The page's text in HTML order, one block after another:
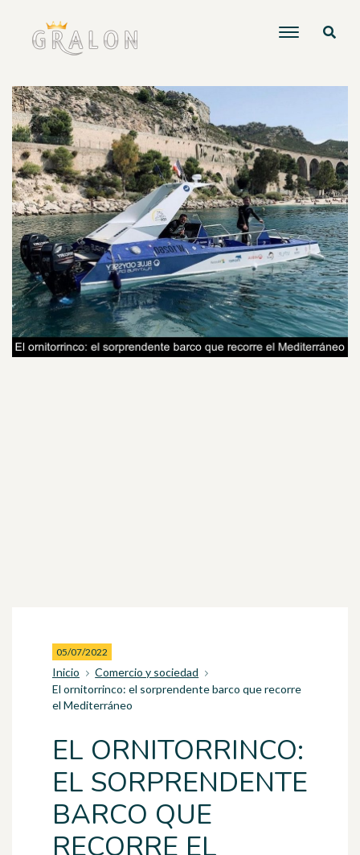
05/07/2022
Inicio
Comercio y sociedad
El ornitorrinco: el sorprendente barco que recorre
el Mediterráneo
EL ORNITORRINCO:
EL SORPRENDENTE
BARCO QUE
RECORRE EL